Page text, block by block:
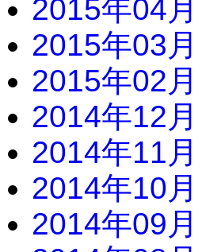
2015年04月
2015年03月
2015年02月
2014年12月
2014年11月
2014年10月
2014年09月